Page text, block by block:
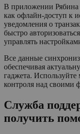
В приложении
как офлайн-доступ к
уведомления о
быстро
управлять
Все данные
обеспечивая
гаджета.
контроля над своими
Служба
получить